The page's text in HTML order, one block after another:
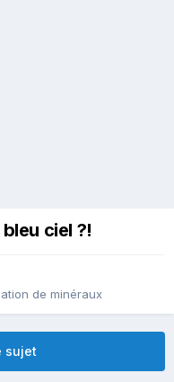
ciel ?!
de minéraux
sujet